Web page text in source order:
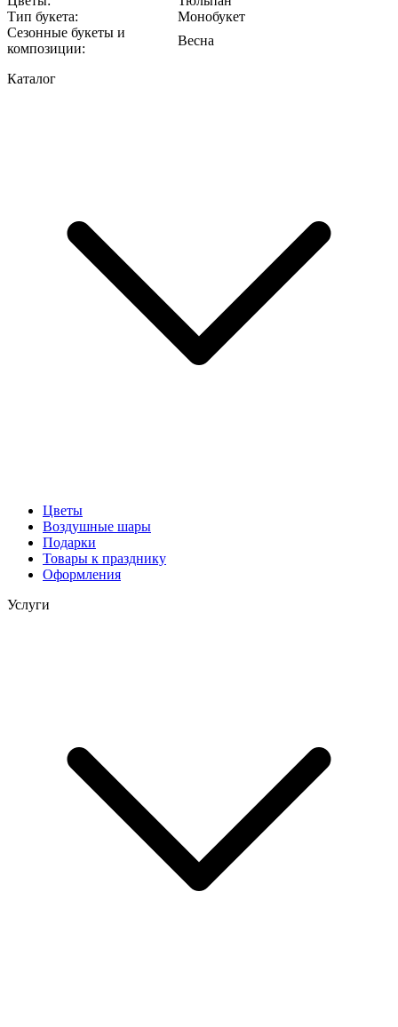
Тип букета:
Монобукет
Сезонные букеты и
композиции:
Весна
Каталог
Цветы
Воздушные шары
Подарки
Товары к празднику
Оформления
Услуги